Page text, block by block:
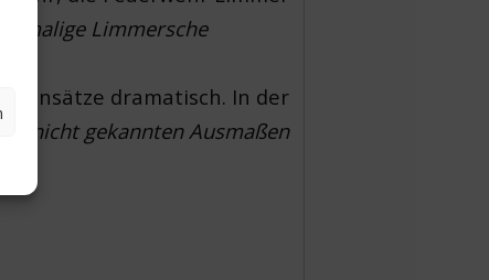
Limmersche
dramatisch. In der
nicht gekannten Ausmaßen